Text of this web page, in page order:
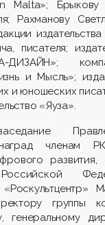
Malta»;
Рахманову
писателя;
ДИЗАЙН»;
и Мысль»;
и юношеских
«Яуза».
членам
группы
генеральному